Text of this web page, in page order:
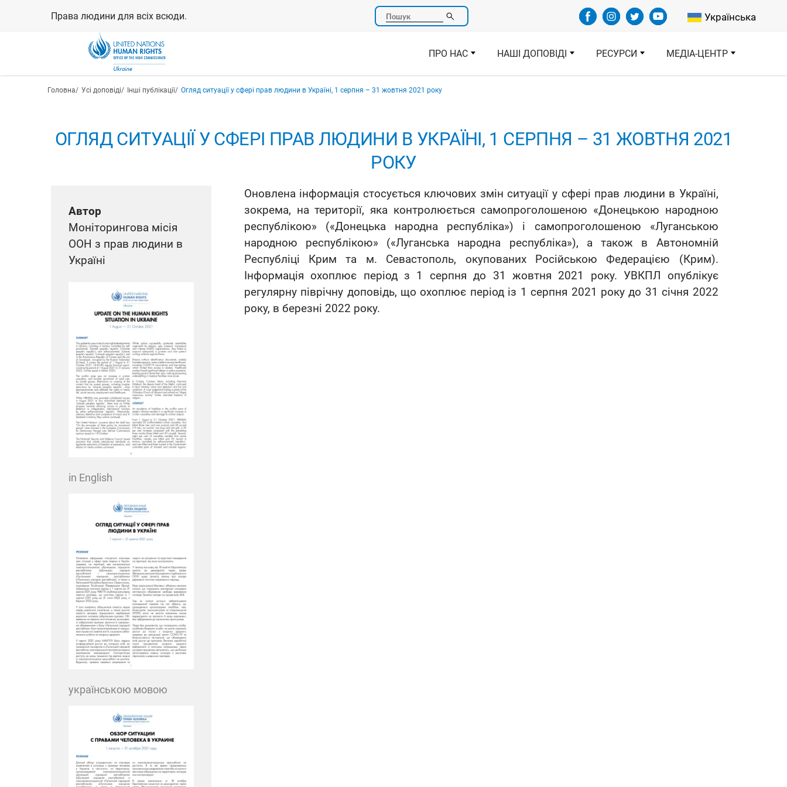
Права людини для всіх всюди. Пошук Select your
Українська
ПРО НАС НАШІ ДОПОВІДІ РЕСУРСИ МЕДІА-ЦЕНТР
Рядок навіґації
Головна Усі доповіді Інші публікації Огляд ситуації у сфері прав людини в Україні, 1 серпня – 31 жовтня 2021 року
ОГЛЯД СИТУАЦІЇ У СФЕРІ ПРАВ ЛЮДИНИ В УКРАЇНІ, 1 СЕРПНЯ – 31 ЖОВТНЯ 2021
РОКУ
Оновлена інформація стосується ключових змін ситуації у сфері прав людини в Україні,
зокрема, на території, яка контролюється самопроголошеною «Донецькою народною
республікою» («Донецька народна республіка») і самопроголошеною «Луганською
народною республікою» («Луганська народна республіка»), а також в Автономній
Республіці Крим та м. Севастополь, окупованих Російською Федерацією (Крим).
Інформація охоплює період з 1 серпня до 31 жовтня 2021 року. УВКПЛ опублікує
регулярну піврічну доповідь, що охоплює період із 1 серпня 2021 року до 31 січня 2022
року, в березні 2022 року.
Автор
Моніторингова місія
ООН з прав людини в
Україні
in English
українською мовою